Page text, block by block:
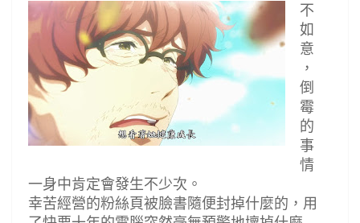
不
如
意
，
倒
霉
的
事
情
一身中肯定會發生不少次。
幸苦經營的粉絲頁被臉書隨便封掉什麼的，用